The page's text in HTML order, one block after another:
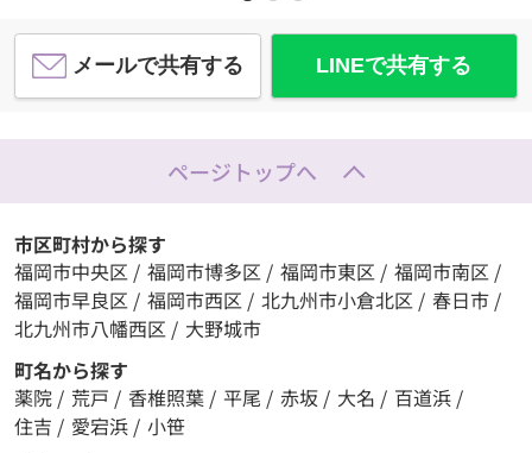
メールで共有する LINEで共有する
ページトップへ
市区町村から探す
福岡市中央区 / 福岡市博多区 / 福岡市東区 / 福岡市南区 /
福岡市早良区 / 福岡市西区 / 北九州市小倉北区 / 春日市 /
北九州市八幡西区 / 大野城市
町名から探す
薬院 / 荒戸 / 香椎照葉 / 平尾 / 赤坂 / 大名 / 百道浜 /
住吉 / 愛宕浜 / 小笹